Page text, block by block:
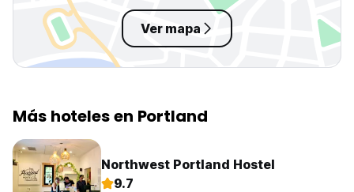
Ver mapa
Más hoteles en Portland
Northwest Portland Hostel
9.7